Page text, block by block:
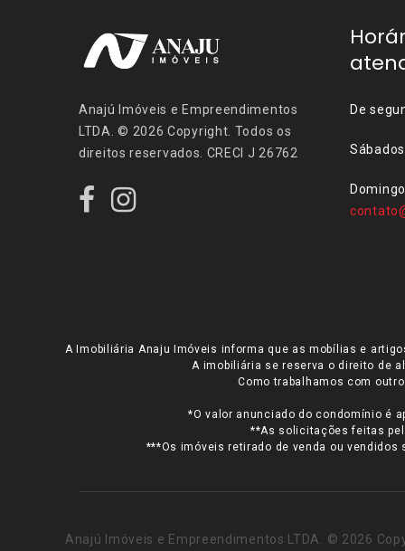
Anajú Imóveis e Empreendimentos
LTDA. © 2026 Copyright. Todos os
direitos reservados. CRECI J 26762
De
A Imobiliária Anaju Imóveis informa que as mobílias e
A imobiliária se reserva o direito de
Como trabalhamos com
*O valor anunciado do condomínio é
**As solicitações feitas
***Os imóveis retirado de venda ou
Anajú Imóveis e Empreendimentos LTDA. © 2026